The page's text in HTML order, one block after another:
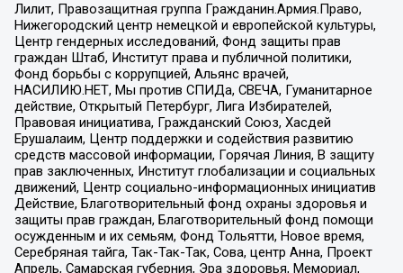
Лилит, Правозащитная группа Гражданин.Армия.Право,
Нижегородский центр немецкой и европейской культуры,
Центр гендерных исследований, Фонд защиты прав
граждан Штаб, Институт права и публичной политики,
Фонд борьбы с коррупцией, Альянс врачей,
НАСИЛИЮ.НЕТ, Мы против СПИДа, СВЕЧА, Гуманитарное
действие, Открытый Петербург, Лига Избирателей,
Правовая инициатива, Гражданский Союз, Хасдей
Ерушалаим, Центр поддержки и содействия развитию
средств массовой информации, Горячая Линия, В защиту
прав заключенных, Институт глобализации и социальных
движений, Центр социально-информационных инициатив
Действие, Благотворительный фонд охраны здоровья и
защиты прав граждан, Благотворительный фонд помощи
осужденным и их семьям, Фонд Тольятти, Новое время,
Серебряная тайга, Так-Так-Так, Сова, центр Анна, Проект
Апрель, Самарская губерния, Эра здоровья, Мемориал,